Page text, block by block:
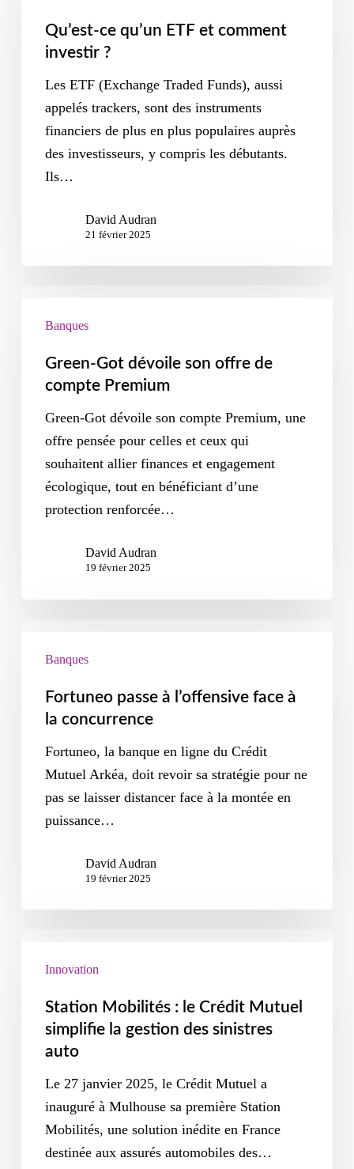
Qu’est-ce qu’un ETF et comment
investir ?
Les ETF (Exchange Traded Funds), aussi
appelés trackers, sont des instruments
financiers de plus en plus populaires auprès
des investisseurs, y compris les débutants.
Ils…
David Audran
21 février 2025
Banques
Green-Got dévoile son offre de
compte Premium
Green-Got dévoile son compte Premium, une
offre pensée pour celles et ceux qui
souhaitent allier finances et engagement
écologique, tout en bénéficiant d’une
protection renforcée…
David Audran
19 février 2025
Banques
Fortuneo passe à l’offensive face à
la concurrence
Fortuneo, la banque en ligne du Crédit
Mutuel Arkéa, doit revoir sa stratégie pour ne
pas se laisser distancer face à la montée en
puissance…
David Audran
19 février 2025
Innovation
Station Mobilités : le Crédit Mutuel
simplifie la gestion des sinistres
auto
Le 27 janvier 2025, le Crédit Mutuel a
inauguré à Mulhouse sa première Station
Mobilités, une solution inédite en France
destinée aux assurés automobiles des…